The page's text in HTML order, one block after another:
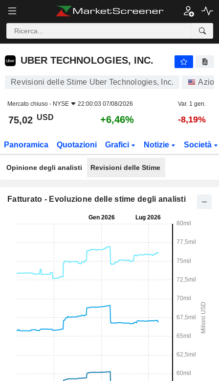
UBER TECHNOLOGIES, INC.
UBER TECHNOLOGIES, INC.
Revisioni delle Stime Uber Technologies, Inc.
Mercato chiuso - NYSE 22:00:03 07/08/2026 Var. 1 gen.
75,02 USD +6,46% -8,19%
Panoramica Quotazioni Grafici Notizie Società
Opinione degli analisti Revisioni delle Stime
Fatturato - Evoluzione delle stime degli analisti